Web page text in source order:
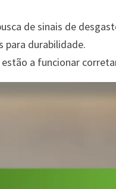
de sinais de
para durabilidade.
a funcionar